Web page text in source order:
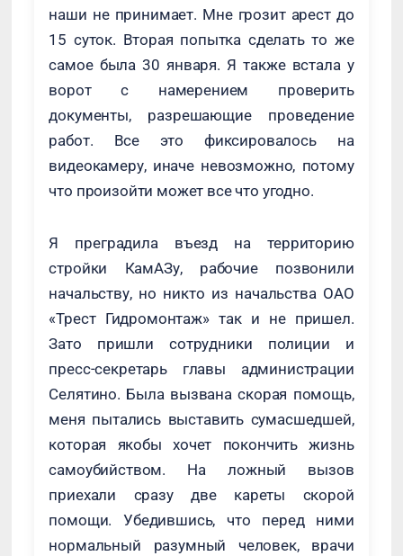
наши не принимает. Мне грозит арест до
15 суток. Вторая попытка сделать то же
самое была 30 января. Я также встала у
ворот с намерением проверить
документы, разрешающие проведение
работ. Все это фиксировалось на
видеокамеру, иначе невозможно, потому
что произойти может все что угодно.
Я преградила въезд на территорию
стройки КамАЗу, рабочие позвонили
начальству, но никто из начальства ОАО
«Трест Гидромонтаж» так и не пришел.
Зато пришли сотрудники полиции и
пресс-секретарь главы администрации
Селятино. Была вызвана скорая помощь,
меня пытались выставить сумасшедшей,
которая якобы хочет покончить жизнь
самоубийством. На ложный вызов
приехали сразу две кареты скорой
помощи. Убедившись, что перед ними
нормальный разумный человек, врачи